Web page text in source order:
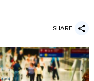
SHARE